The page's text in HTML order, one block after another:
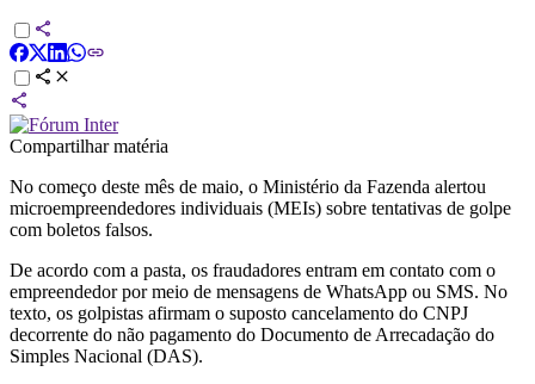
Compartilhar matéria
No começo deste mês de maio, o Ministério da Fazenda alertou
microempreendedores individuais (MEIs) sobre tentativas de golpe
com boletos falsos.
De acordo com a pasta, os fraudadores entram em contato com o
empreendedor por meio de mensagens de WhatsApp ou SMS. No
texto, os golpistas afirmam o suposto cancelamento do CNPJ
decorrente do não pagamento do Documento de Arrecadação do
Simples Nacional (DAS).